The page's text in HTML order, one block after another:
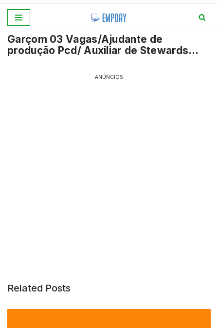
para
o
Garçom 03 Vagas/Ajudante de
produção Pcd/ Auxiliar de Stewards…
ANÚNCIOS
Related Posts